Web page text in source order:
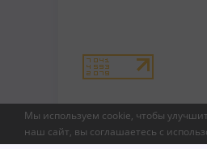
Мы используем cookie, чтобы
наш сайт, вы соглашаетесь с